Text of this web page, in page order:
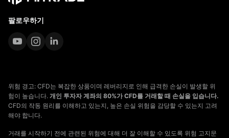
팔로우하기
위험 경고: CFD는 복잡한 상품이며 레버리지로 인해 급격한 손실이 발생할 위
험이 높습니다. 개인 투자자 계좌의 80%가 CFD를 거래할 때 손실을 입습니다.
CFD의 작동 원리를 이해하고 있는지, 높은 손실 위험을 감당할 수 있는지 고려
해야 합니다.
거래를 시작하기 전에 관련된 위험에 대해 더 잘 이해할 수 있도록 위험 고지문